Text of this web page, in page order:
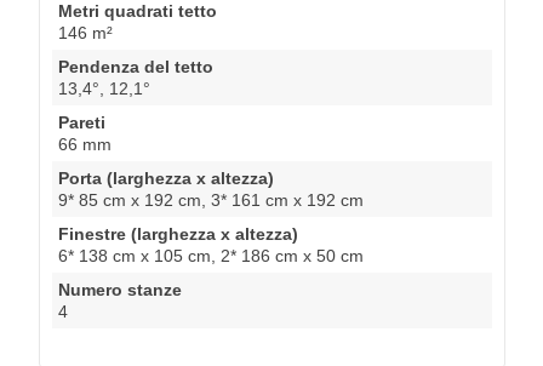
Metri quadrati tetto
146 m²
Pendenza del tetto
13,4°, 12,1°
Pareti
66 mm
Porta (larghezza x altezza)
9* 85 cm x 192 cm, 3* 161 cm x 192 cm
Finestre (larghezza x altezza)
6* 138 cm x 105 cm, 2* 186 cm x 50 cm
Numero stanze
4